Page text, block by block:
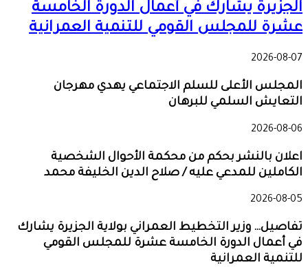
الجزيرة يشارك في أعمال الدورة الخامسة
عشرة للمجلس القومي للتنمية العمرانية
2026-08-07
المجلس الأعلى للسلم الاجتماعي يهدي مهرجان
التعايش السلمي للبرهان
2026-08-06
اعلان بالنشر بحكم من محكمة الأحوال الشخصية
الكاملين للمدعي عليه / صلاح الدين الخليفة محمد
2026-08-05
تفاصيل… وزير التخطيط العمراني بولاية الجزيرة يشارك
في أعمال الدورة الخامسة عشرة للمجلس القومي
للتنمية العمرانية